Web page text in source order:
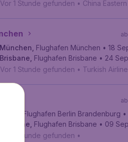
Vor 1 Stunde gefunden • China
ab
München Flughafen München • 18
Brisbane Flughafen Brisbane • 24
Vor 1 Stunde gefunden • Turkish
ab
Flughafen Berlin Brandenburg
Brisbane Flughafen Brisbane • 09
Vor 1 Stunde gefunden •